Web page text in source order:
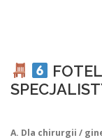
A. Dla chirurgii /